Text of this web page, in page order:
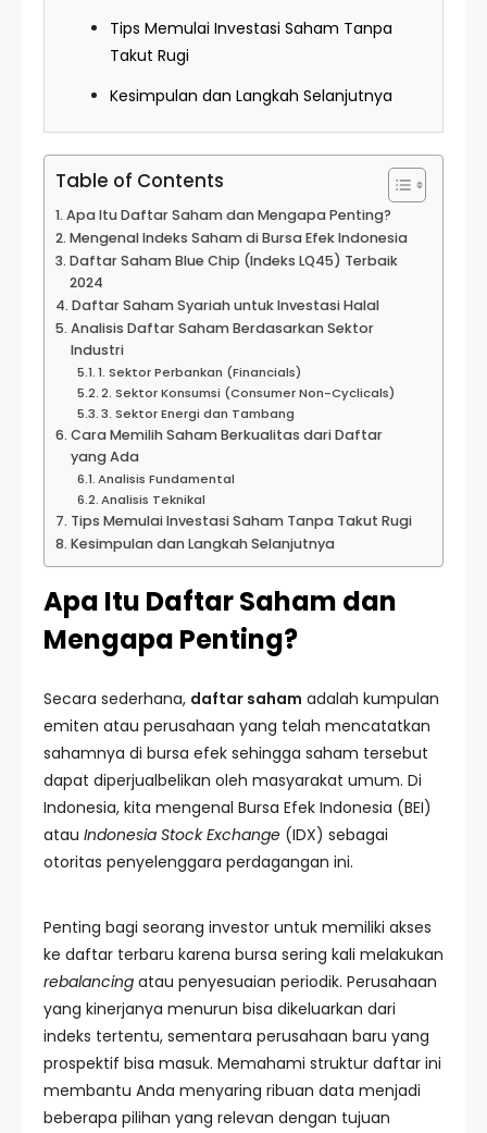
Tips Memulai Investasi Saham Tanpa
Takut Rugi
Kesimpulan dan Langkah Selanjutnya
Table of Contents
Apa Itu Daftar Saham dan Mengapa Penting?
Mengenal Indeks Saham di Bursa Efek Indonesia
Daftar Saham Blue Chip (Indeks LQ45) Terbaik
2024
Daftar Saham Syariah untuk Investasi Halal
Analisis Daftar Saham Berdasarkan Sektor
Industri
1. Sektor Perbankan (Financials)
2. Sektor Konsumsi (Consumer Non-Cyclicals)
3. Sektor Energi dan Tambang
Cara Memilih Saham Berkualitas dari Daftar
yang Ada
Analisis Fundamental
Analisis Teknikal
Tips Memulai Investasi Saham Tanpa Takut Rugi
Kesimpulan dan Langkah Selanjutnya
Apa Itu Daftar Saham dan
Mengapa Penting?
Secara sederhana, daftar saham adalah kumpulan
emiten atau perusahaan yang telah mencatatkan
sahamnya di bursa efek sehingga saham tersebut
dapat diperjualbelikan oleh masyarakat umum. Di
Indonesia, kita mengenal Bursa Efek Indonesia (BEI)
atau Indonesia Stock Exchange (IDX) sebagai
otoritas penyelenggara perdagangan ini.
Penting bagi seorang investor untuk memiliki akses
ke daftar terbaru karena bursa sering kali melakukan
rebalancing atau penyesuaian periodik. Perusahaan
yang kinerjanya menurun bisa dikeluarkan dari
indeks tertentu, sementara perusahaan baru yang
prospektif bisa masuk. Memahami struktur daftar ini
membantu Anda menyaring ribuan data menjadi
beberapa pilihan yang relevan dengan tujuan